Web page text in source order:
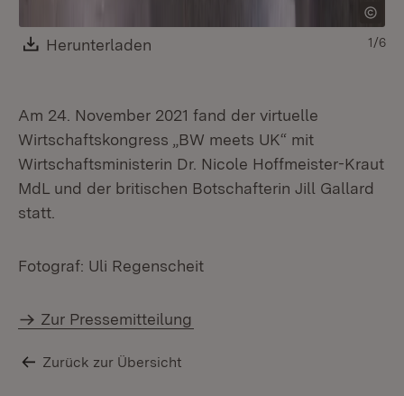
Download:
Herunterladen 1/6
Am 24. November 2021 fand der virtuelle
Wirtschaftskongress „BW meets UK“ mit
Wirtschaftsministerin Dr. Nicole Hoffmeister-Kraut
MdL und der britischen Botschafterin Jill Gallard
statt.
Fotograf: Uli Regenscheit
Zur Pressemitteilung
Zurück zur Übersicht